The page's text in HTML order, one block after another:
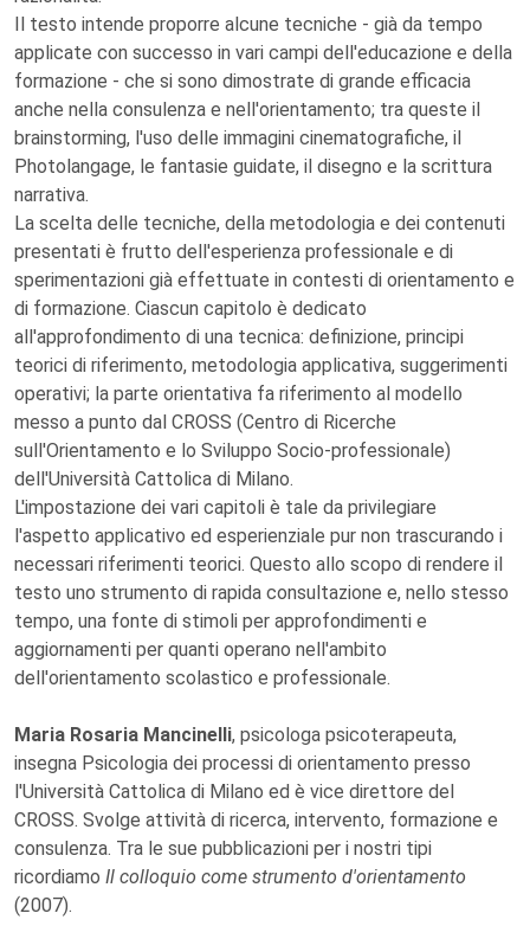
Il testo intende proporre alcune tecniche - già da tempo
applicate con successo in vari campi dell'educazione e della
formazione - che si sono dimostrate di grande efficacia
anche nella consulenza e nell'orientamento; tra queste il
brainstorming, l'uso delle immagini cinematografiche, il
Photolangage, le fantasie guidate, il disegno e la scrittura
narrativa.
La scelta delle tecniche, della metodologia e dei contenuti
presentati è frutto dell'esperienza professionale e di
sperimentazioni già effettuate in contesti di orientamento e
di formazione. Ciascun capitolo è dedicato
all'approfondimento di una tecnica: definizione, principi
teorici di riferimento, metodologia applicativa, suggerimenti
operativi; la parte orientativa fa riferimento al modello
messo a punto dal CROSS (Centro di Ricerche
sull'Orientamento e lo Sviluppo Socio-professionale)
dell'Università Cattolica di Milano.
L'impostazione dei vari capitoli è tale da privilegiare
l'aspetto applicativo ed esperienziale pur non trascurando i
necessari riferimenti teorici. Questo allo scopo di rendere il
testo uno strumento di rapida consultazione e, nello stesso
tempo, una fonte di stimoli per approfondimenti e
aggiornamenti per quanti operano nell'ambito
dell'orientamento scolastico e professionale.
Maria Rosaria Mancinelli, psicologa psicoterapeuta,
insegna Psicologia dei processi di orientamento presso
l'Università Cattolica di Milano ed è vice direttore del
CROSS. Svolge attività di ricerca, intervento, formazione e
consulenza. Tra le sue pubblicazioni per i nostri tipi
ricordiamo Il colloquio come strumento d'orientamento
(2007).